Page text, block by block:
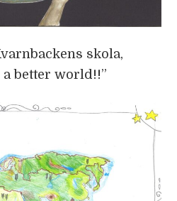
skola,
a better world!!”